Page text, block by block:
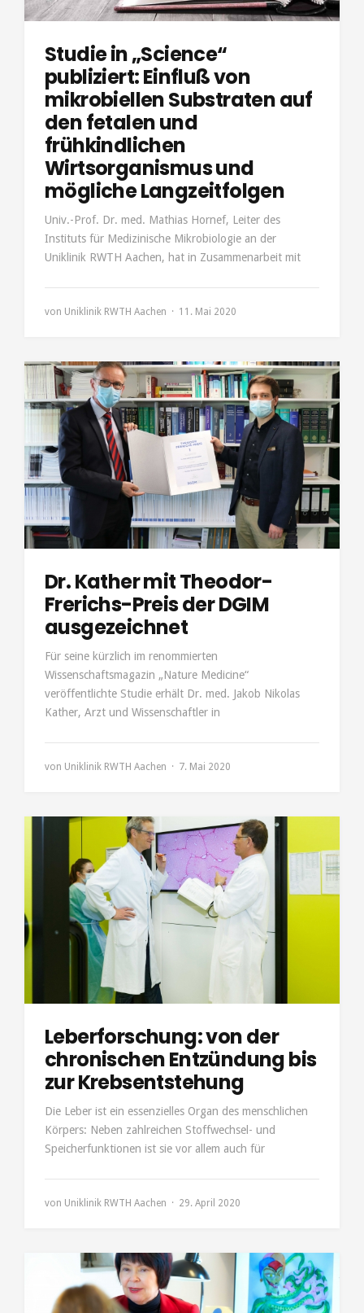
Studie in „Science“
publiziert: Einfluß von
mikrobiellen Substraten auf
den fetalen und
frühkindlichen
Wirtsorganismus und
mögliche Langzeitfolgen
Univ.-Prof. Dr. med. Mathias Hornef, Leiter des
Instituts für Medizinische Mikrobiologie an der
Uniklinik RWTH Aachen, hat in Zusammenarbeit mit
von Uniklinik RWTH Aachen 11. Mai 2020
Dr. Kather mit Theodor-
Frerichs-Preis der DGIM
ausgezeichnet
Für seine kürzlich im renommierten
Wissenschaftsmagazin „Nature Medicine“
veröffentlichte Studie erhält Dr. med. Jakob Nikolas
Kather, Arzt und Wissenschaftler in
von Uniklinik RWTH Aachen 7. Mai 2020
Leberforschung: von der
chronischen Entzündung bis
zur Krebsentstehung
Die Leber ist ein essenzielles Organ des menschlichen
Körpers: Neben zahlreichen Stoffwechsel- und
Speicherfunktionen ist sie vor allem auch für
von Uniklinik RWTH Aachen 29. April 2020